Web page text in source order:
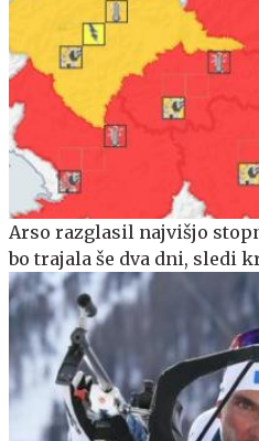
Arso razglasil najvišjo
bo trajala še dva dni, sledi